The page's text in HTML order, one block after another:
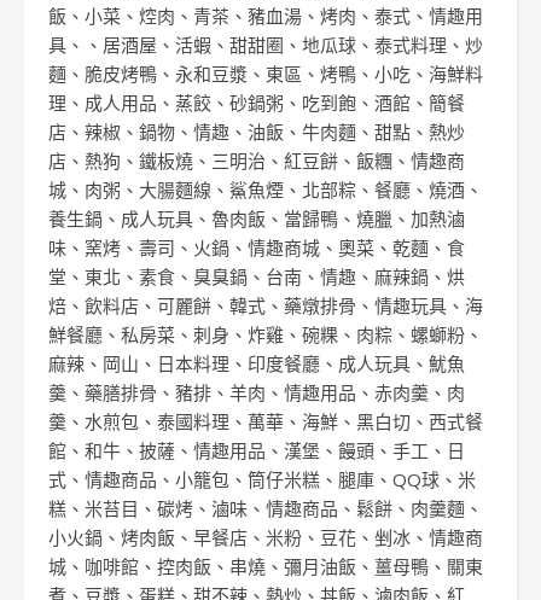
飯 、 小菜 、 焢肉 、 青茶 、 豬血湯 、 烤肉 、 泰式 、 情趣用
具 、、 居酒屋 、 活蝦 、 甜甜圈 、 地瓜球 、 泰式料理 、 炒
麵 、 脆皮烤鴨 、 永和豆漿 、 東區 、 烤鴨 、 小吃 、 海鮮料
理 、 成人用品 、 蒸餃 、 砂鍋粥 、 吃到飽 、 酒館 、 簡餐
店 、 辣椒 、 鍋物 、 情趣 、 油飯 、 牛肉麵 、 甜點 、 熱炒
店 、 熱狗 、 鐵板燒 、 三明治 、 紅豆餅 、 飯糰 、 情趣商
城 、 肉粥 、 大腸麵線 、 鯊魚煙 、 北部粽 、 餐廳 、 燒酒 、
養生鍋 、 成人玩具 、 魯肉飯 、 當歸鴨 、 燒臘 、 加熱滷
味 、 窯烤 、 壽司 、 火鍋 、 情趣商城 、 奧菜 、 乾麵 、 食
堂 、 東北 、 素食 、 臭臭鍋 、 台南 、 情趣 、 麻辣鍋 、 烘
焙 、 飲料店 、 可麗餅 、 韓式 、 藥燉排骨 、 情趣玩具 、 海
鮮餐廳 、 私房菜 、 刺身 、 炸雞 、 碗粿 、 肉粽 、 螺螄粉 、
麻辣 、 岡山 、 日本料理 、 印度餐廳 、 成人玩具 、 魷魚
羹 、 藥膳排骨 、 豬排 、 羊肉 、 情趣用品 、 赤肉羹 、 肉
羹 、 水煎包 、 泰國料理 、 萬華 、 海鮮 、 黑白切 、 西式餐
館 、 和牛 、 披薩 、 情趣用品 、 漢堡 、 饅頭 、 手工 、 日
式 、 情趣商品 、 小籠包 、 筒仔米糕 、 腿庫 、 QQ球 、 米
糕 、 米苔目 、 碳烤 、 滷味 、 情趣商品 、 鬆餅 、 肉羹麵 、
小火鍋 、 烤肉飯 、 早餐店 、 米粉 、 豆花 、 剉冰 、 情趣商
城 、 咖啡館 、 控肉飯 、 串燒 、 彌月油飯 、 薑母鴨 、 關東
煮 、 豆漿 、 蛋糕 、 甜不辣 、 熱炒 、 丼飯 、 滷肉飯 、 紅